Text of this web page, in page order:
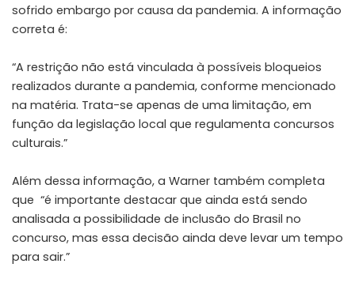
sofrido embargo por causa da pandemia. A informação
correta é:
“A restrição não está vinculada à possíveis bloqueios
realizados durante a pandemia, conforme mencionado
na matéria. Trata-se apenas de uma limitação, em
função da legislação local que regulamenta concursos
culturais.”
Além dessa informação, a Warner também completa
que “é importante destacar que ainda está sendo
analisada a possibilidade de inclusão do Brasil no
concurso, mas essa decisão ainda deve levar um tempo
para sair.”